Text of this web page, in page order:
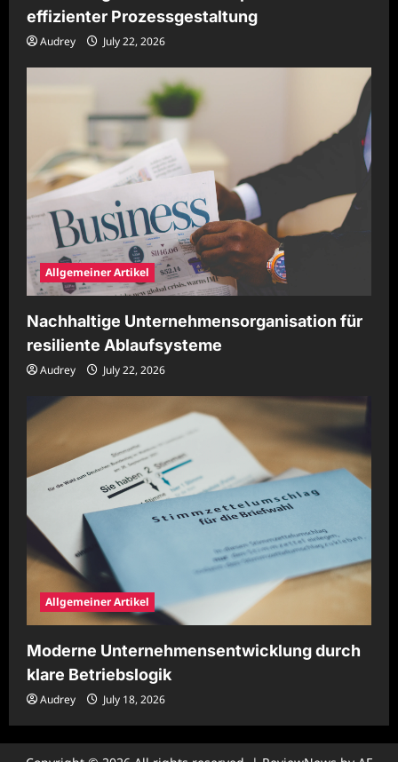
effizienter Prozessgestaltung
Audrey July 22, 2026
Allgemeiner Artikel
Nachhaltige Unternehmensorganisation für
resiliente Ablaufsysteme
Audrey July 22, 2026
Allgemeiner Artikel
Moderne Unternehmensentwicklung durch
klare Betriebslogik
Audrey July 18, 2026